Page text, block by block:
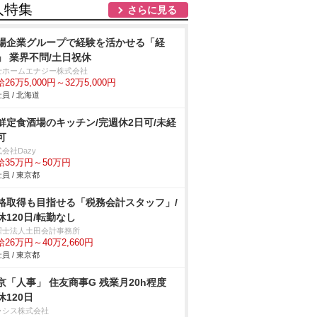
特集 さらに見る
企業グループで経験を活かせる「経
業界不問/土日祝休
ホームエナジー株式会社
26万5,000円～32万5,000円
員 / 北海道
定食酒場のキッチン/完週休2日可/未経
会社Dazy
35万円～50万円
員 / 東京都
取得も目指せる「税務会計スタッフ」/
120日/転勤なし
士法人土田会計事務所
26万円～40万2,660円
員 / 東京都
「人事」 住友商事G 残業月20h程度
120日
シス株式会社